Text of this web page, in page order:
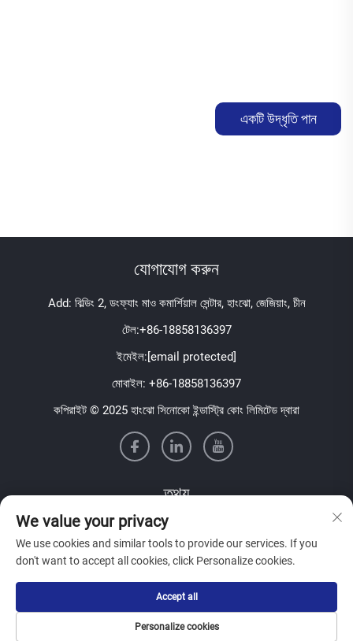
একটি উদ্ধৃতি পান
যোগাযোগ করুন
Add: বিল্ডিং 2, ডংফ্যাং মাও কমার্শিয়াল সেন্টার, হাংঝো, জেজিয়াং, চীন
টেল:+86-18858136397
ইমেইল:[email protected]
মোবাইল: +86-18858136397
কপিরাইট © 2025 হাংঝো সিনোকো ইন্ডাস্ট্রি কোং লিমিটেড দ্বারা
তথ্য
আমাদের সাপ্তাহিক নিউজলেটার পাওয়ার জন্য সাইন আপ করুন
জমা দিন
We value your privacy
We use cookies and similar tools to provide our services. If you
don't want to accept all cookies, click Personalize cookies.
Personalize cookies
Accept all